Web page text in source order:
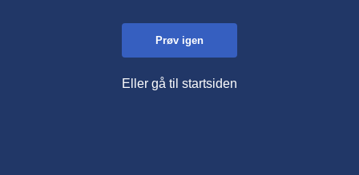
Prøv igen
Eller gå til startsiden